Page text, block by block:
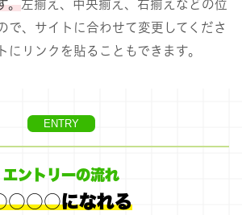
。左揃え、中央揃え、右揃えなどの位
で、サイトに合わせて変更してくださ
にリンクを貼ることもできます。
ENTRY
エントリーの流れ
になれる